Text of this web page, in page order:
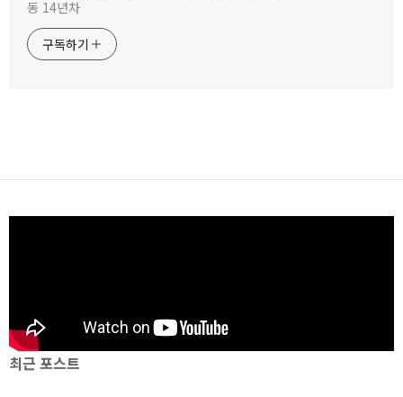
동 14년차
구독하기
최근 포스트